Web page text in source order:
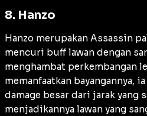
8. Hanzo
Hanzo merupakan Assassin
mencuri buff lawan dengan
menghambat perkembangan
memanfaatkan bayangannya,
damage besar dari jarak yang
menjadikannya lawan yang